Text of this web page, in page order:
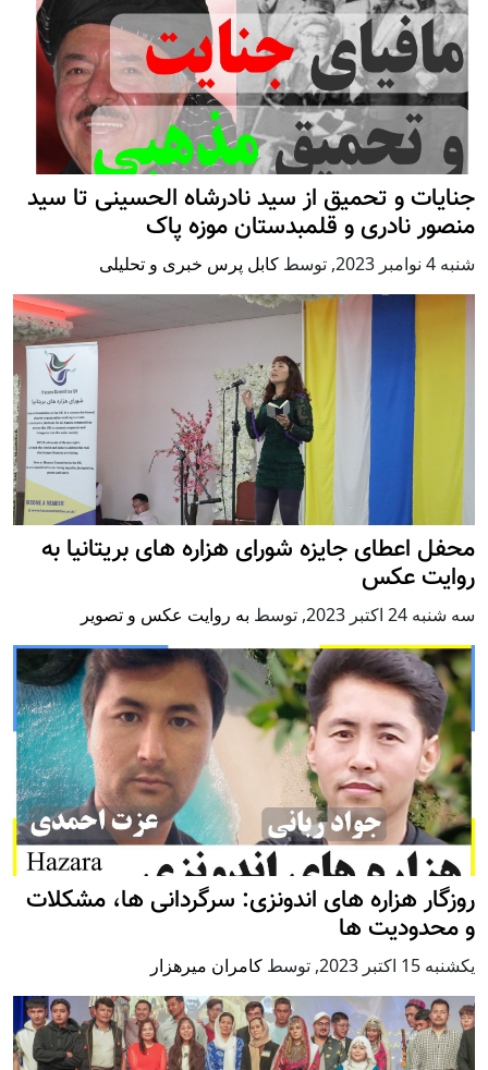
جنایات و تحمیق از سید نادرشاه الحسینی تا سید
منصور نادری و قلمبدستان موزه پاک
شنبه 4 نوامبر 2023 , توسط کابل پرس خبری و تحلیلی
محفل اعطای جایزه شورای هزاره های بریتانیا به
روایت عکس
سه شنبه 24 اكتبر 2023 , توسط به روایت عکس و تصویر
روزگار هزاره های اندونزی: سرگردانی ها، مشکلات
و محدودیت ها
يكشنبه 15 اكتبر 2023 , توسط کامران میرهزار